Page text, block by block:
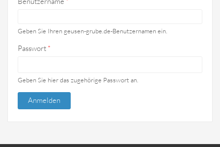
Geben Sie Ihren geusen-grube.de-Benutzernamen ein.
Passwort *
Geben Sie hier das zugehörige Passwort an.